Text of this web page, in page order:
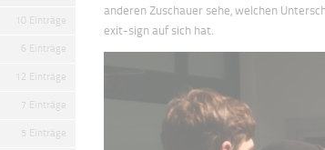
anderen Zuschauer sehe, welchen
exit-sign auf sich hat.
10 Einträge
6 Einträge
12 Einträge
7 Einträge
5 Einträge